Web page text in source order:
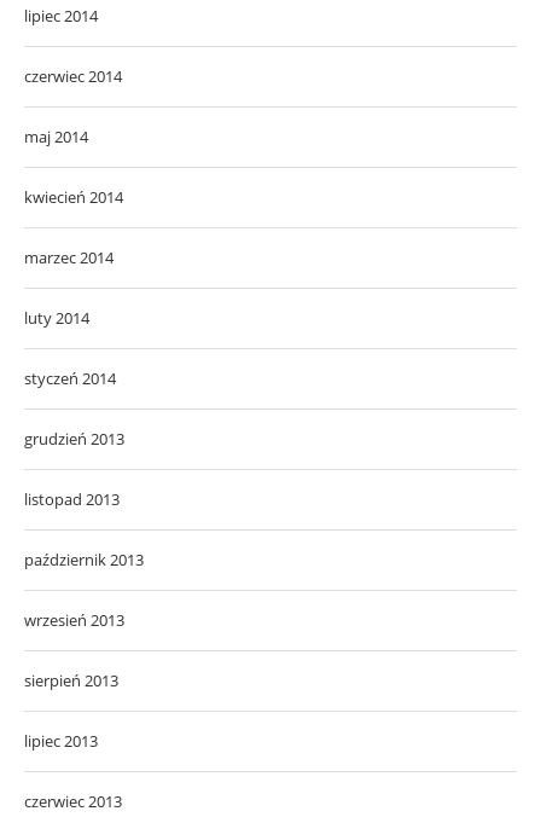
lipiec 2014
czerwiec 2014
maj 2014
kwiecień 2014
marzec 2014
luty 2014
styczeń 2014
grudzień 2013
listopad 2013
październik 2013
wrzesień 2013
sierpień 2013
lipiec 2013
czerwiec 2013